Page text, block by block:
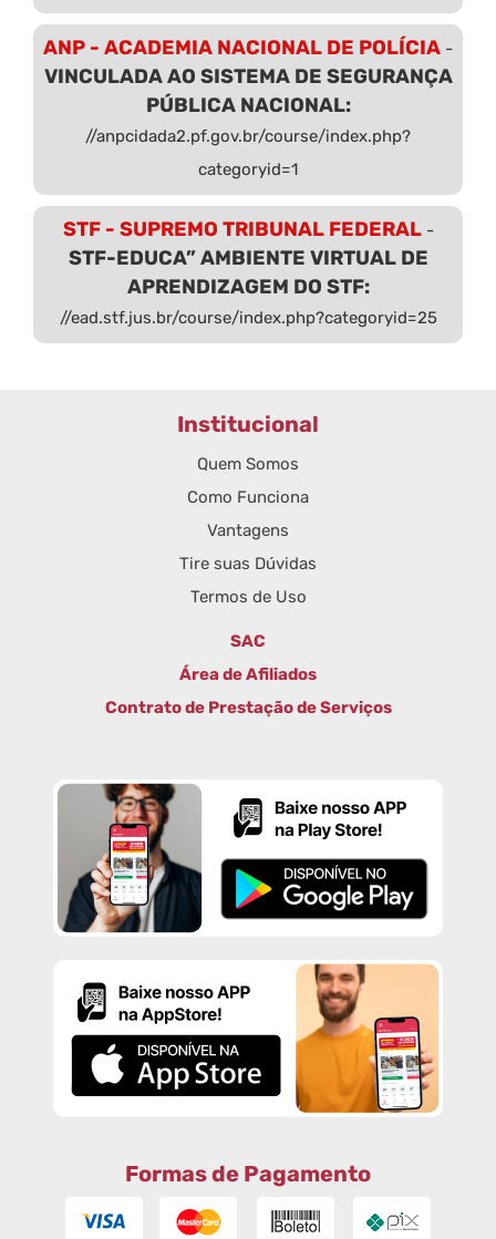
ANP - ACADEMIA NACIONAL DE POLÍCIA -
VINCULADA AO SISTEMA DE SEGURANÇA
PÚBLICA NACIONAL:
//anpcidada2.pf.gov.br/course/index.php?
categoryid=1
STF - SUPREMO TRIBUNAL FEDERAL-
STF-EDUCA” AMBIENTE VIRTUAL DE
APRENDIZAGEM DO STF:
//ead.stf.jus.br/course/index.php?categoryid=25
Institucional
Quem Somos
Como Funciona
Vantagens
Tire suas Dúvidas
Termos de Uso
SAC
Área de Afiliados
Contrato de Prestação de Serviços
Formas de Pagamento